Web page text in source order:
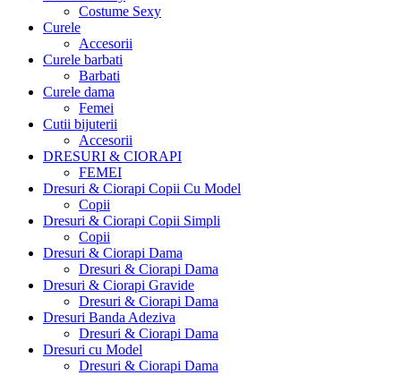
Costume Sexy
Curele
Accesorii
Curele barbati
Barbati
Curele dama
Femei
Cutii bijuterii
Accesorii
DRESURI & CIORAPI
FEMEI
Dresuri & Ciorapi Copii Cu Model
Copii
Dresuri & Ciorapi Copii Simpli
Copii
Dresuri & Ciorapi Dama
Dresuri & Ciorapi Dama
Dresuri & Ciorapi Gravide
Dresuri & Ciorapi Dama
Dresuri Banda Adeziva
Dresuri & Ciorapi Dama
Dresuri cu Model
Dresuri & Ciorapi Dama